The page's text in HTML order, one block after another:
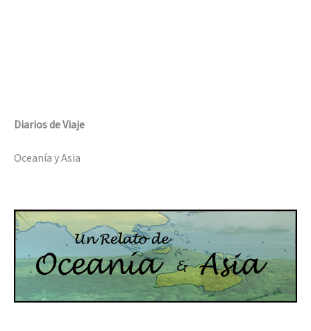
Diarios de Viaje
Oceanía y Asia